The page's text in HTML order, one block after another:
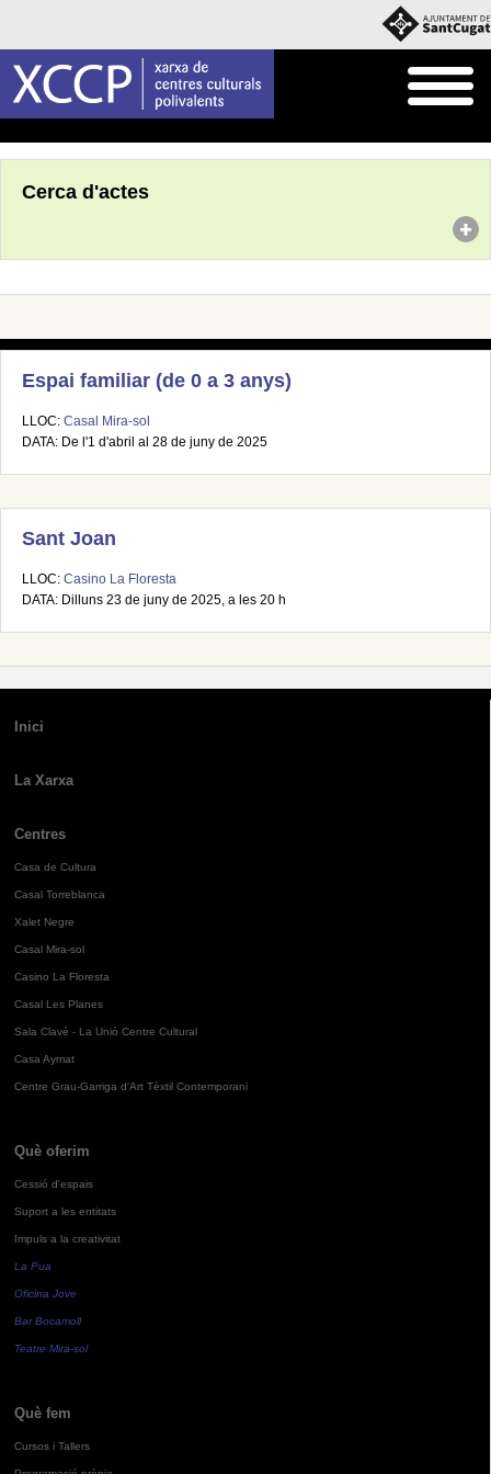
Cerca d'actes
Espai familiar (de 0 a 3 anys)
LLOC: Casal Mira-sol
DATA: De l'1 d'abril al 28 de juny de 2025
Sant Joan
LLOC: Casino La Floresta
DATA: Dilluns 23 de juny de 2025, a les 20 h
Inici
La Xarxa
Centres
Casa de Cultura
Casal Torreblanca
Xalet Negre
Casal Mira-sol
Casino La Floresta
Casal Les Planes
Sala Clavé - La Unió Centre Cultural
Casa Aymat
Centre Grau-Garriga d'Art Tèxtil Contemporani
Què oferim
Cessió d'espais
Suport a les entitats
Impuls a la creativitat
La Pua
Oficina Jove
Bar Bocamoll
Teatre Mira-sol
Què fem
Cursos i Tallers